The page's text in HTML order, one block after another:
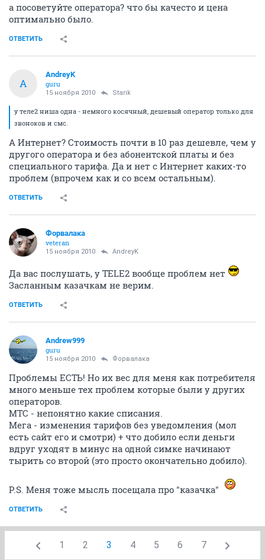
а посоветуйте оператора? что бы качесто и цена
оптимально было.
ОТВЕТИТЬ
A
AndreyK
guru
15 ноября 2010 Starik
у теле2 ниша одна - немного косячный, дешевый оператор только для
звоноков и смс.
А Интернет? Стоимость почти в 10 раз дешевле, чем у
другого оператора и без абонентской платы и без
специального тарифа. Да и нет с Интернет каких-то
проблем (впрочем как и со всем остальным).
ОТВЕТИТЬ
Форвалака
veteran
15 ноября 2010 AndreyK
Да вас послушать, у TELE2 вообще проблем нет
Засланным казачкам не верим.
ОТВЕТИТЬ
Andrew999
guru
15 ноября 2010 Форвалака
Проблемы ЕСТЬ! Но их вес для меня как потребителя
много меньше тех проблем которые были у других
операторов.
МТС - непонятно какие списания.
Мега - изменения тарифов без уведомления (мол
есть сайт его и смотри) + что добило если деньги
вдруг уходят в минус на одной симке начинают
тырить со второй (это просто окончательно добило).
P.S. Меня тоже мысль посещала про "казачка"
ОТВЕТИТЬ
1 2 3 4 5 6 7